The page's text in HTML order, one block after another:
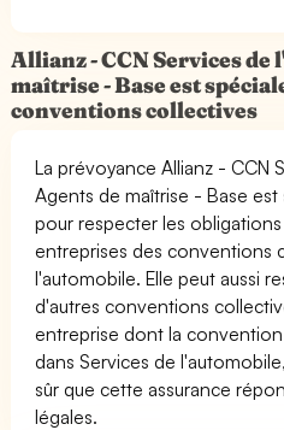
Allianz - CCN Services
maîtrise - Base est
conventions collectives
La prévoyance Allianz - CCN
Agents de maîtrise - Base
pour respecter les
entreprises des conventions
l'automobile. Elle peut aussi
d'autres conventions
entreprise dont la
dans Services de
sûr que cette assurance
légales.